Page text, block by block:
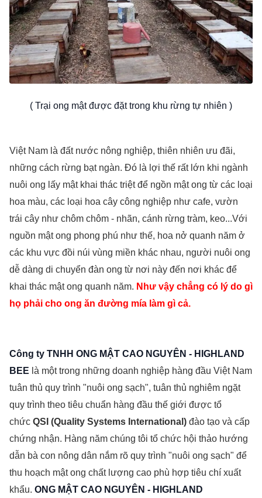
( Trại ong mật được đặt trong khu rừng tự nhiên )
Việt Nam là đất nước nông nghiệp, thiên nhiên ưu đãi,
những cách rừng bạt ngàn. Đó là lợi thế rất lớn khi ngành
nuôi ong lấy mật khai thác triệt để ngồn mật ong từ các loại
hoa màu, các loại hoa cây công nghiệp như cafe, vườn
trái cây như chôm chôm - nhãn, cánh rừng tràm, keo...Với
nguồn mật ong phong phú như thế, hoa nở quanh năm ở
các khu vực đồi núi vùng miền khác nhau, người nuôi ong
dễ dàng di chuyển đàn ong từ nơi này đến nơi khác để
khai thác mật ong quanh năm. Như vậy chẳng có lý do gì
họ phải cho ong ăn đường mía làm gì cả.
Công ty TNHH ONG MẬT CAO NGUYÊN - HIGHLAND
BEE là một trong những doanh nghiệp hàng đầu Việt Nam
tuân thủ quy trình "nuôi ong sạch", tuân thủ nghiêm ngặt
quy trình theo tiêu chuẩn hàng đầu thế giới được tổ
chức QSI (Quality Systems International) đào tạo và cấp
chứng nhận. Hàng năm chúng tôi tổ chức hội thảo hướng
dẫn bà con nông dân nắm rõ quy trình "nuôi ong sạch" để
thu hoạch mật ong chất lượng cao phù hợp tiêu chí xuất
khẩu. ONG MẬT CAO NGUYÊN - HIGHLAND